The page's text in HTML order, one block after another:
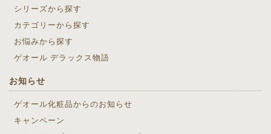
シリーズから探す
カテゴリーから探す
お悩みから探す
ゲオール デラックス物語
お知らせ
ゲオール化粧品からのお知らせ
キャンペーン